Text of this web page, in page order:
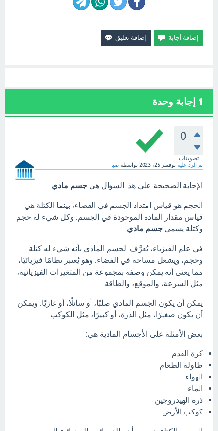
1 إجابة وحدة
0
تصويتات
تم الرد عليه نوفمبر 25، 2023 بواسطة صبا
الإجابة الصحيحة على هذا السؤال هي جسم مادي
الحجم هو قياس امتداد الجسم في الفضاء، بينما الكتلة هي
قياس مقدار المادة الموجودة في الجسم. وكل شيء له حجم
وكتلة يسمى جسم مادي
في علم الفيزياء، يُعرَّف الجسم المادي بأنه شيء له كتلة
وحجم، ويشغل مساحة في الفضاء. وهو يُعتبر نظامًا فيزيائيًا،
مما يعني أنه يمكن وصفه بمجموعة من المتغيرات الفيزيائية،
مثل السرعة، والموقع، والطاقة.
يمكن أن يكون الجسم المادي صلبًا، أو سائلًا، أو غازيًا. ويمكن
أن يكون صغيرًا، مثل الذرة، أو كبيرًا، مثل الكوكب.
بعض الأمثلة على الأجسام المادية هي:
كرة القدم
طاولة الطعام
الهواء
الماء
ذرة الهيدروجين
كوكب الأرض